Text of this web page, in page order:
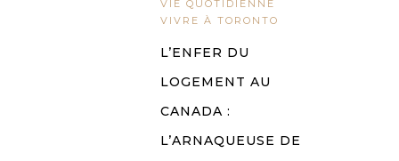
VIE QUOTIDIENNE
VIVRE À TORONTO
L’ENFER DU
LOGEMENT AU
CANADA :
L’ARNAQUEUSE DE